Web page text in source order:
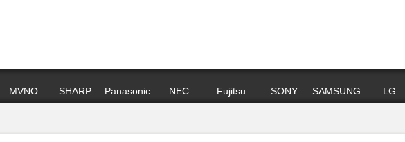
MVNO SHARP Panasonic NEC Fujitsu SONY SAMSUNG LG